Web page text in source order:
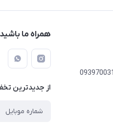
همراه ما
از جدید‌ترین